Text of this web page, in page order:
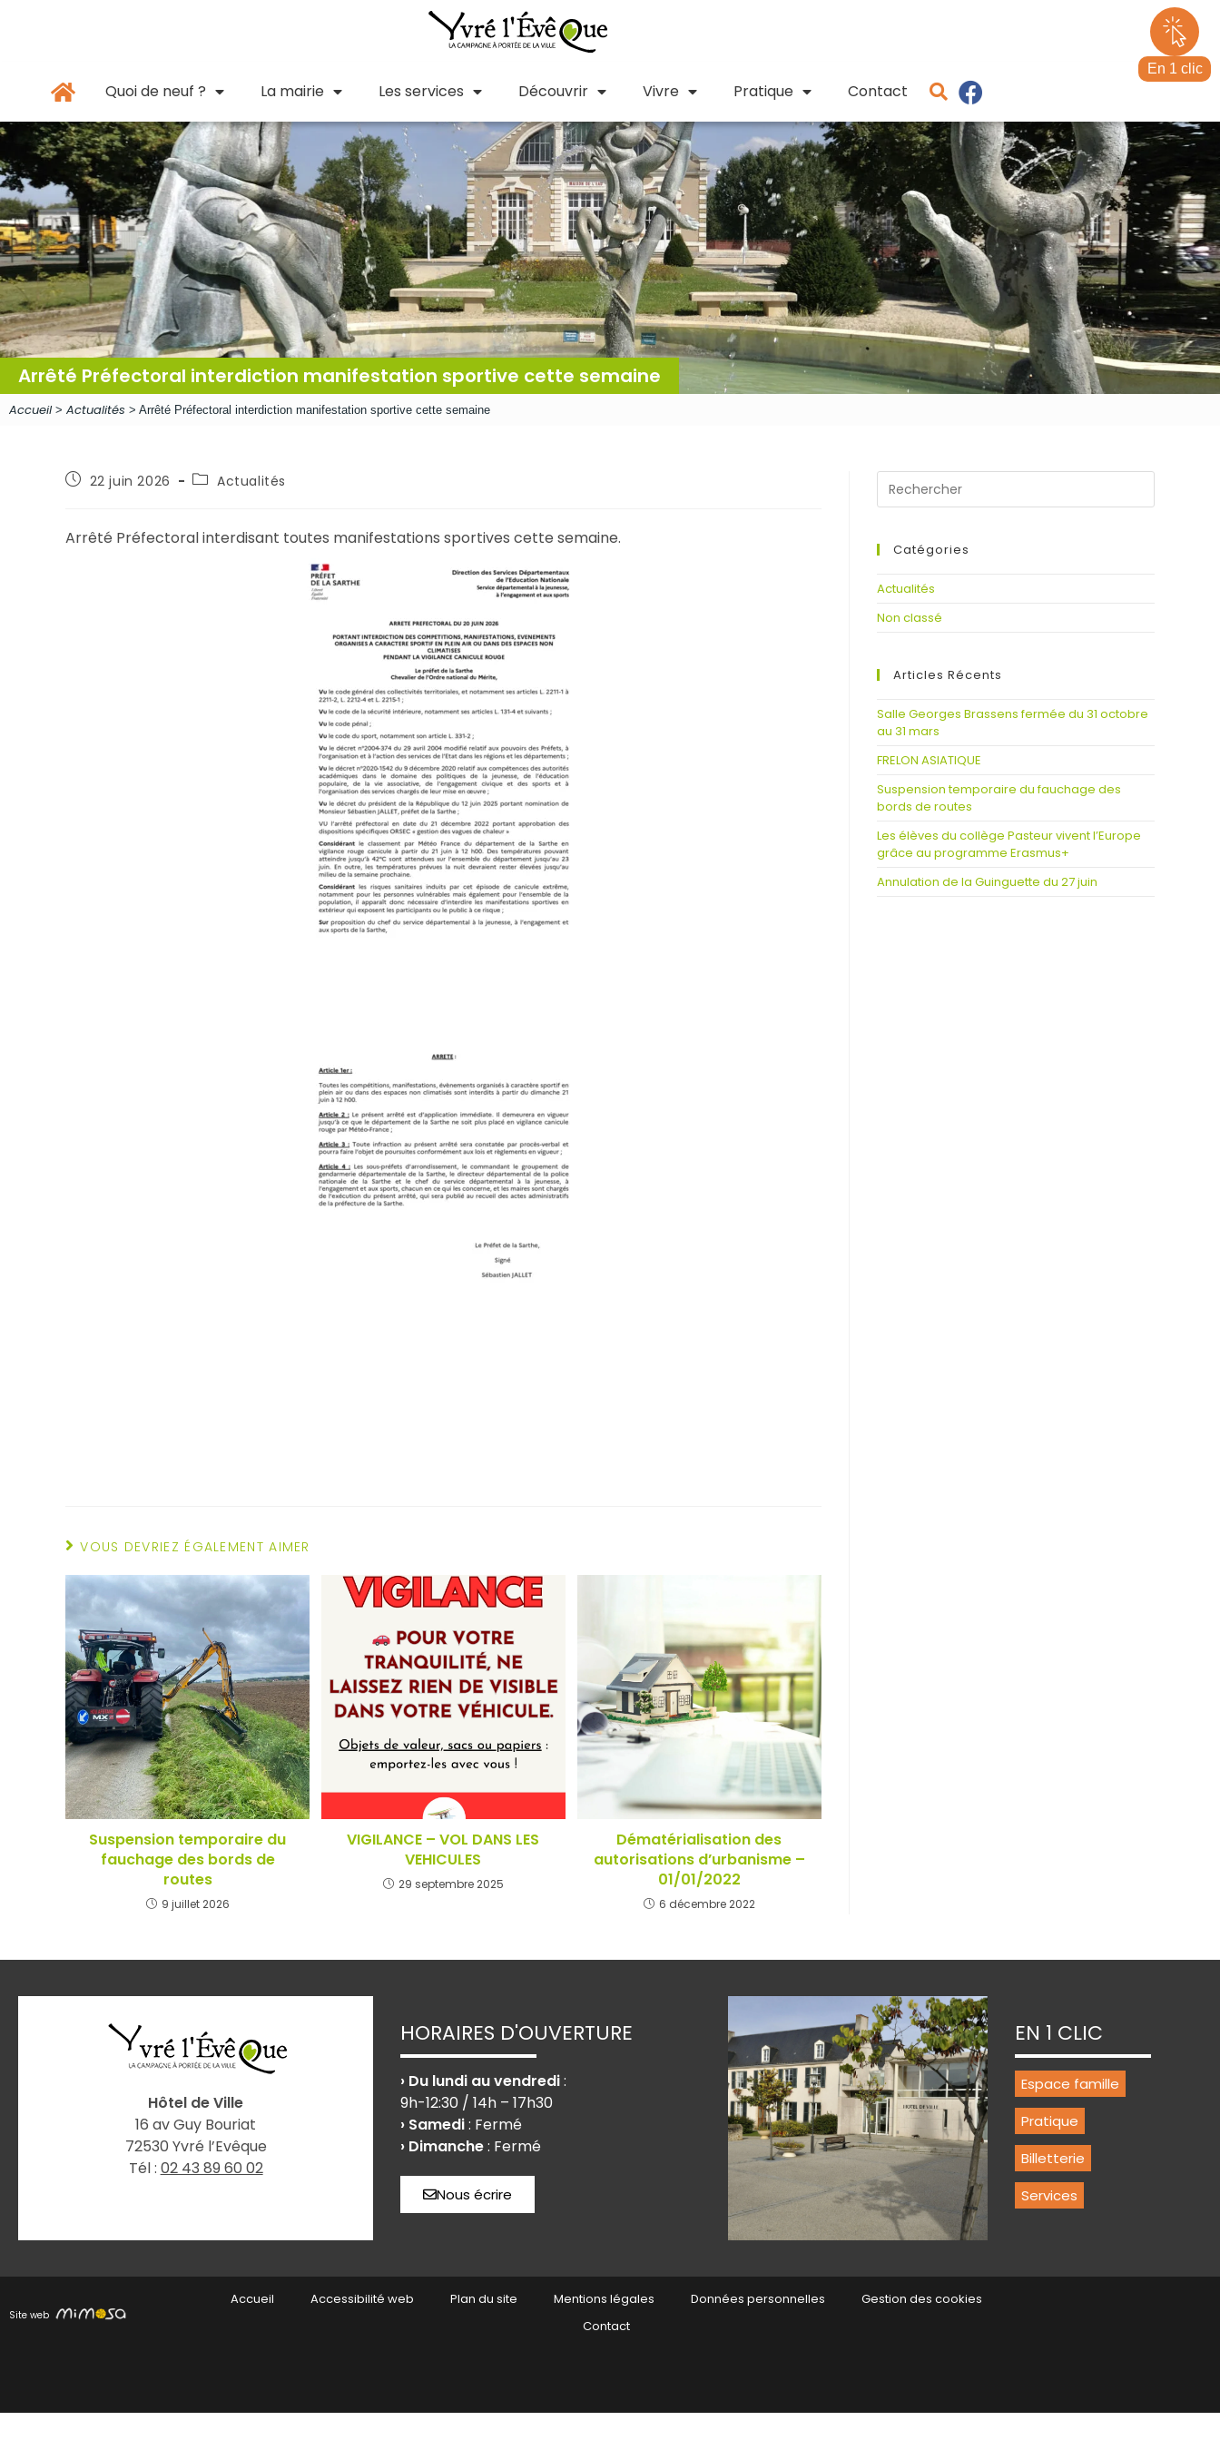
En 1 clic
Quoi de neuf ? La mairie Les services Découvrir Vivre Pratique Contact
Arrêté Préfectoral interdiction manifestation sportive cette semaine
Accueil> Actualités > Arrêté Préfectoral interdiction manifestation sportive cette semaine
22 juin 2026 Actualités
Arrêté Préfectoral interdisant toutes manifestations sportives cette semaine.
VOUS DEVRIEZ ÉGALEMENT AIMER
Suspension temporaire du
fauchage des bords de
routes
9 juillet 2026
VIGILANCE – VOL DANS LES
VEHICULES
29 septembre 2025
Dématérialisation des
autorisations d’urbanisme –
01/01/2022
6 décembre 2022
Catégories
Actualités
Non classé
Articles Récents
Salle Georges Brassens fermée du 31 octobre
au 31 mars
FRELON ASIATIQUE
Suspension temporaire du fauchage des
bords de routes
Les élèves du collège Pasteur vivent l’Europe
grâce au programme Erasmus+
Annulation de la Guinguette du 27 juin
Hôtel de Ville
16 av Guy Bouriat
72530 Yvré l’Evêque
Tél : 02 43 89 60 02
HORAIRES D'OUVERTURE
› Du lundi au vendredi:
9h-12:30 / 14h – 17h30
› Samedi: Fermé
› Dimanche: Fermé
Nous écrire
EN 1 CLIC
Espace famille
Pratique
Billetterie
Services
Site web
Accueil Accessibilité web Plan du site Mentions légales Données personnelles
Gestion des cookies
Contact